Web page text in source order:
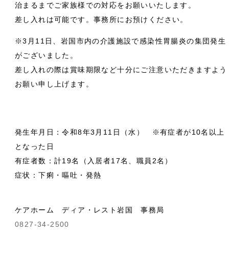
治まるまでご家族様での対応をお願いいたします。
差し入れは可能です。事務所にお預けください。
※3月11日、岩国市内の介護施設で感染性胃腸炎の集団発生
がございました。
差し入れの際は賞味期限など十分にご注意いただきますよう
お願い申し上げます。
発生年月日：令和8年3月11日（水） ※有症者が10名以上
となった日
有症者数：計19名（入居者17名、職員2名）
症状：下痢・嘔吐・発熱
ケアホーム ディア・レスト岩国 事務局
0827-34-2500